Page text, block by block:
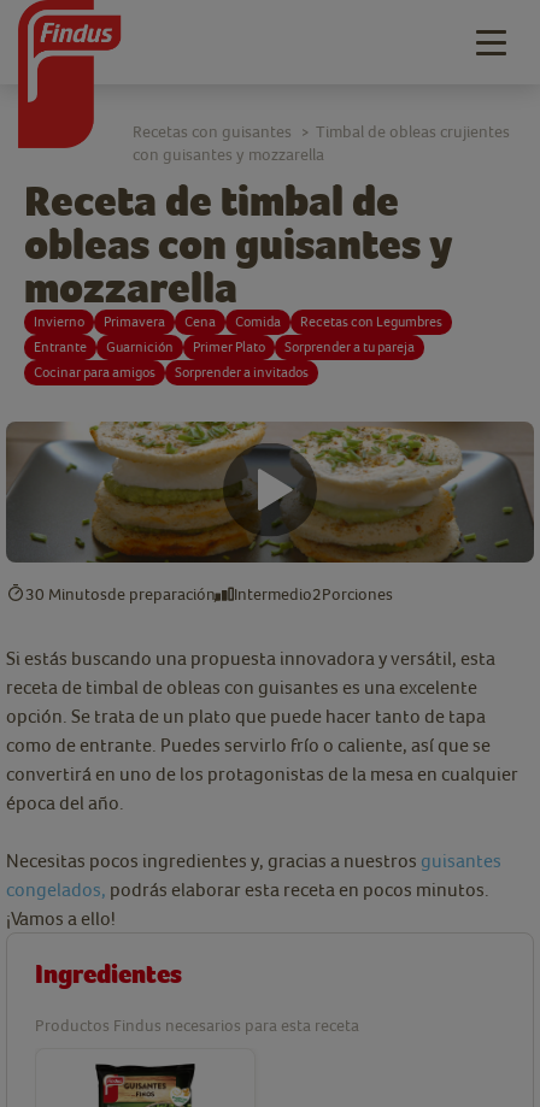
Receta de timbal de
obleas con guisantes y
mozzarella
Invierno Primavera Cena Comida
Recetas con Legumbres
Entrante
Guarnición Primer Plato
Sorprender a tu pareja
Cocinar para amigos
Sorprender a invitados
Recetas con guisantes > Timbal de obleas crujientes
con guisantes y mozzarella
30 Minutosde preparación Intermedio2Porciones
Si estás buscando una propuesta innovadora y versátil, esta
receta de timbal de obleas con guisantes es una excelente
opción. Se trata de un plato que puede hacer tanto de tapa
como de entrante. Puedes servirlo frío o caliente, así que se
convertirá en uno de los protagonistas de la mesa en cualquier
época del año.
Necesitas pocos ingredientes y, gracias a nuestros guisantes
congelados, podrás elaborar esta receta en pocos minutos.
¡Vamos a ello!
Ingredientes
Productos Findus necesarios para esta receta